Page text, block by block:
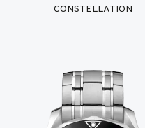
CONSTELLATION